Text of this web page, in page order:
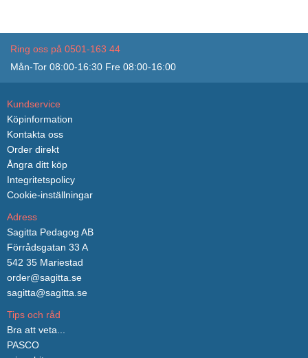
Ring oss på 0501-163 44
Mån-Tor 08:00-16:30 Fre 08:00-16:00
Kundservice
Köpinformation
Kontakta oss
Order direkt
Ångra ditt köp
Integritetspolicy
Cookie-inställningar
Adress
Sagitta Pedagog AB
Förrådsgatan 33 A
542 35 Mariestad
order@sagitta.se
sagitta@sagitta.se
Tips och råd
Bra att veta...
PASCO